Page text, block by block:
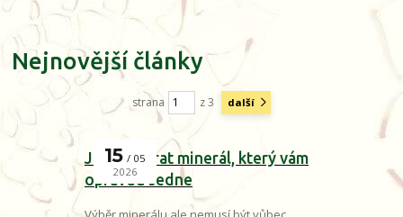
Nejnovější články
strana z 3 další
Jak si vybrat minerál, který vám
opravdu sedne
15
05
2026